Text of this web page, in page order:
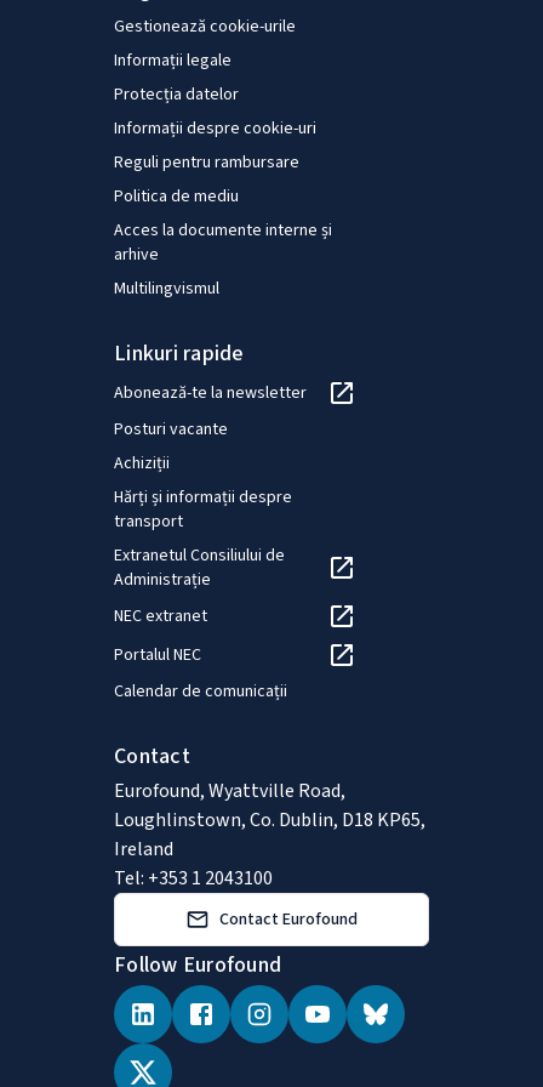
Gestionează cookie-urile
Informații legale
Protecția datelor
Informații despre cookie-uri
Reguli pentru rambursare
Politica de mediu
Acces la documente interne și
arhive
Multilingvismul
Linkuri rapide
Abonează-te la newsletter
Posturi vacante
Achiziții
Hărți și informații despre
transport
Extranetul Consiliului de
Administrație
NEC extranet
Portalul NEC
Calendar de comunicații
Contact
Eurofound, Wyattville Road,
Loughlinstown, Co. Dublin, D18 KP65,
Ireland
Tel: +353 1 2043100
Contact Eurofound
Follow Eurofound